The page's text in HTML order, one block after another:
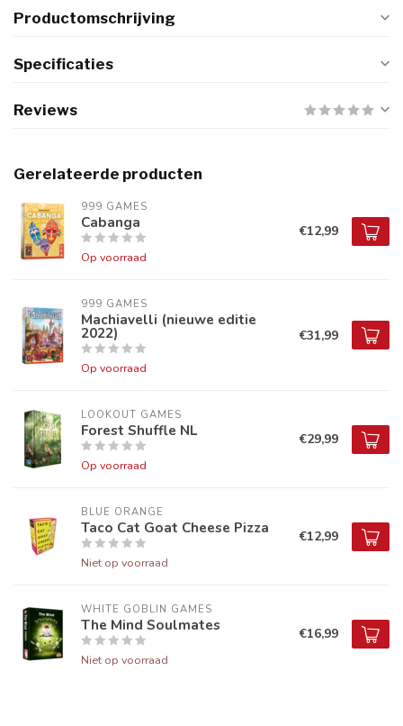
Productomschrijving
Specificaties
Reviews
Gerelateerde producten
999 GAMES
Cabanga
Op voorraad
€12,99
999 GAMES
Machiavelli (nieuwe editie
2022)
Op voorraad
€31,99
LOOKOUT GAMES
Forest Shuffle NL
Op voorraad
€29,99
BLUE ORANGE
Taco Cat Goat Cheese Pizza
Niet op voorraad
€12,99
WHITE GOBLIN GAMES
The Mind Soulmates
Niet op voorraad
€16,99